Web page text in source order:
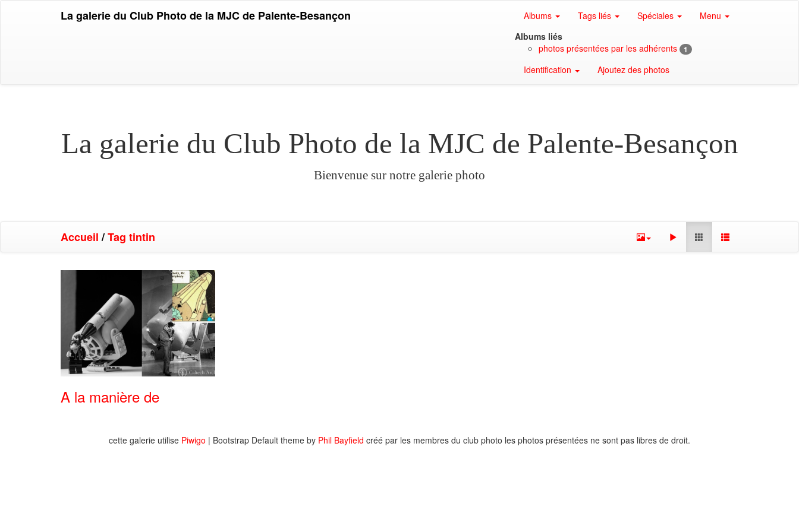
La galerie du Club Photo de la MJC de Palente-Besançon Albums Tags liés Spéciales
Menu
Albums liés
photos présentées par les adhérents
1
Identification Ajoutez des photos
La galerie du Club Photo de la MJC de Palente-Besançon
Bienvenue sur notre galerie photo
Accueil /Tag tintin
A la manière de
cette galerie utilise Piwigo | Bootstrap Default theme by Phil Bayfield créé par les membres du club photo les photos présentées ne sont pas libres de droit.